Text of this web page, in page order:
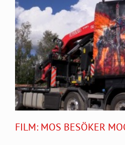
FILM: MOS BESÖKER